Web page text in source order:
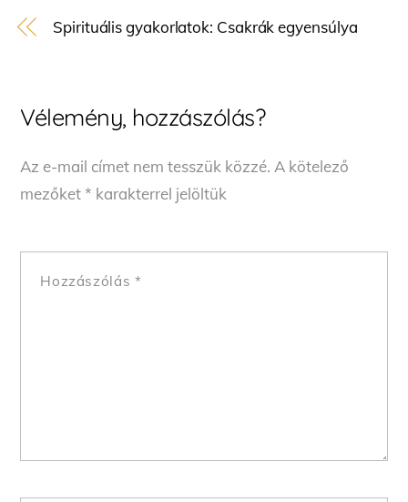
Spirituális gyakorlatok: Csakrák egyensúlya
Vélemény, hozzászólás?
Az e-mail címet nem tesszük közzé. A kötelező
mezőket* karakterrel jelöltük
Hozzászólás *